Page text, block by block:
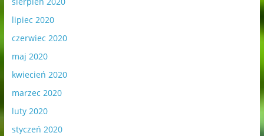
lipiec 2020
czerwiec 2020
maj 2020
kwiecień 2020
marzec 2020
luty 2020
styczeń 2020